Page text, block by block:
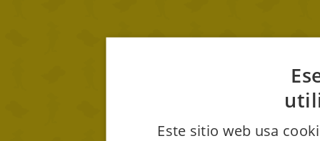
Este sitio web usa